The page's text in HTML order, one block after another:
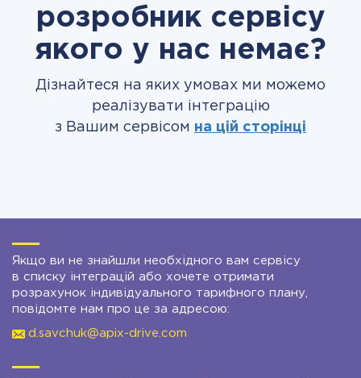
розробник сервісу
якого у нас немає?
Дізнайтеся на яких умовах ми можемо
реалізувати інтеграцію
з Вашим сервісом на цій сторінці
Якщо ви не знайшли необхідного вам сервісу
в списку інтеграцій або хочете отримати
розрахунок індивідуального тарифного плану,
повідомте нам про це за адресою:
d.savchuk@apix-drive.com